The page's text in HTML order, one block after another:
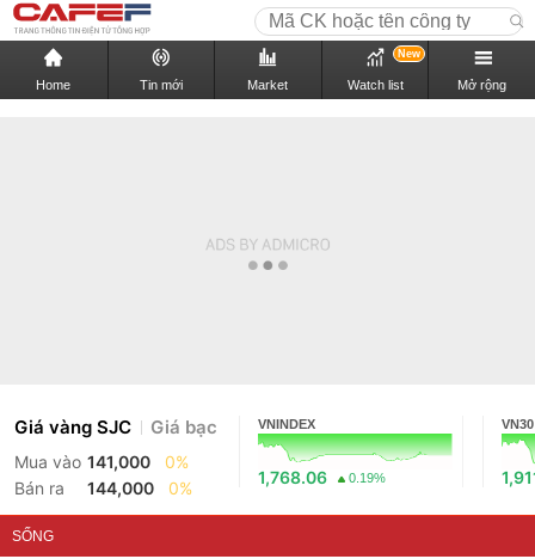
Home Tin mới Market Watch list
New
Mở rộng
Giá vàng SJC Giá bạc
Mua vào 141,000
0%
Bán ra
144,000 0%
VNINDEX
1,768.06 0.19%
VN30
SỐNG